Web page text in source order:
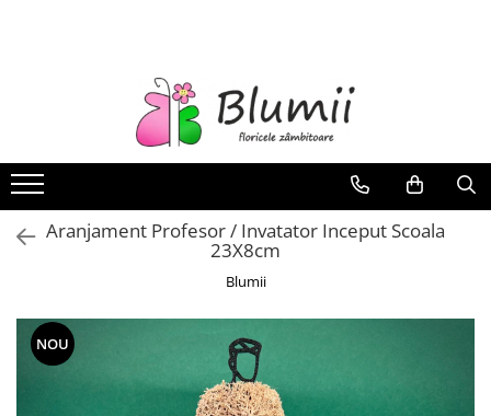
FLORI NATURALE
ARANJAMENTE
INAPOI LA SCOALA
FLORI CRIOGENATE
CUPOLE
Aranjament Profesor / Invatator Inceput Scoala
23X8cm
Blumii
NOU